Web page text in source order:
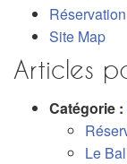
Réservation
Site Map
Articles
Catégorie :
Le